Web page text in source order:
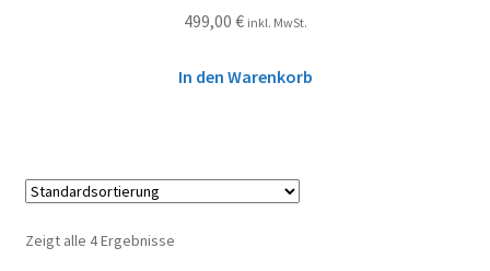
499,00 € inkl. MwSt.
In den Warenkorb
Zeigt alle 4 Ergebnisse